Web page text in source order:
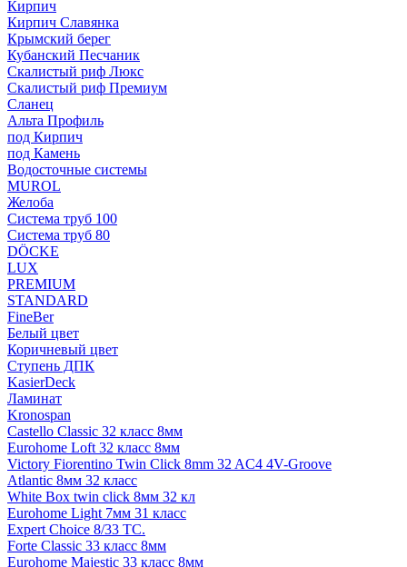
Кирпич
Кирпич Славянка
Крымский берег
Кубанский Песчаник
Скалистый риф Люкс
Скалистый риф Премиум
Сланец
Альта Профиль
под Кирпич
под Камень
Водосточные системы
MUROL
Желоба
Система труб 100
Система труб 80
DÖCKE
LUX
PREMIUM
STANDARD
FineBer
Белый цвет
Коричневый цвет
Ступень ДПК
KasierDeck
Ламинат
Kronospan
Castello Classic 32 класс 8мм
Eurohome Loft 32 класс 8мм
Victory Fiorentino Twin Click 8mm 32 AC4 4V-Groove
Atlantic 8мм 32 класс
White Box twin click 8мм 32 кл
Eurohome Light 7мм 31 класс
Expert Choice 8/33 TC.
Forte Classic 33 класс 8мм
Eurohome Majestic 33 класс 8мм